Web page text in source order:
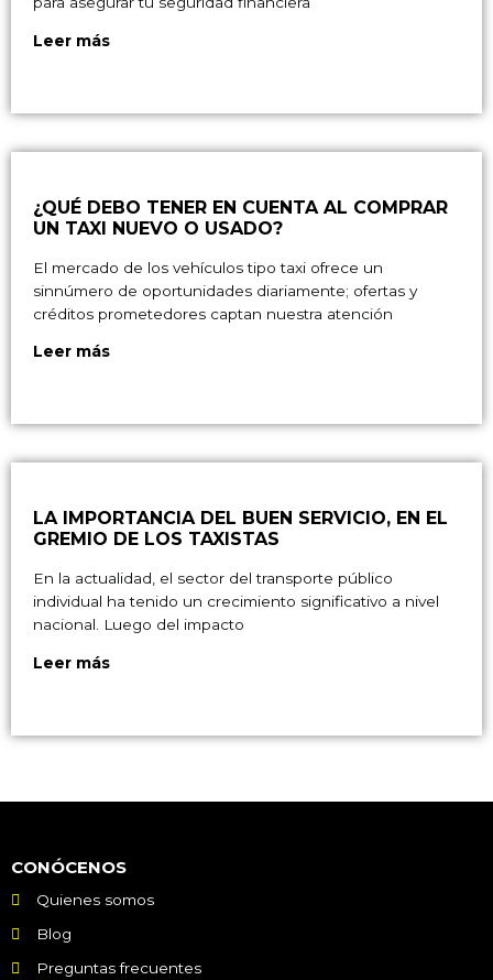
Leer más
¿QUÉ DEBO TENER EN CUENTA AL COMPRAR
UN TAXI NUEVO O USADO?
El mercado de los vehículos tipo taxi ofrece un
sinnúmero de oportunidades diariamente; ofertas y
créditos prometedores captan nuestra atención
Leer más
LA IMPORTANCIA DEL BUEN SERVICIO, EN EL
GREMIO DE LOS TAXISTAS
En la actualidad, el sector del transporte público
individual ha tenido un crecimiento significativo a nivel
nacional. Luego del impacto
Leer más
CONÓCENOS
Quienes somos
Blog
Preguntas frecuentes